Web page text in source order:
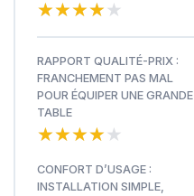
★★★★★
★★★★★
RAPPORT QUALITÉ-PRIX :
FRANCHEMENT PAS MAL
POUR ÉQUIPER UNE GRANDE
TABLE
★★★★★
★★★★★
CONFORT D’USAGE :
INSTALLATION SIMPLE,